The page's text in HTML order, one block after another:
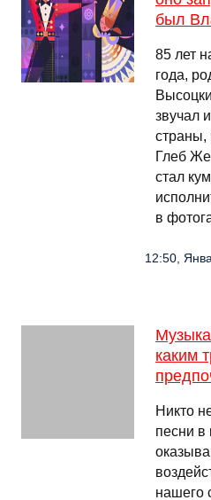
был
85 лет
года,
звучал
страны,
Глеб
стал
в
12:50,
каким
Никто
песни в
нашего